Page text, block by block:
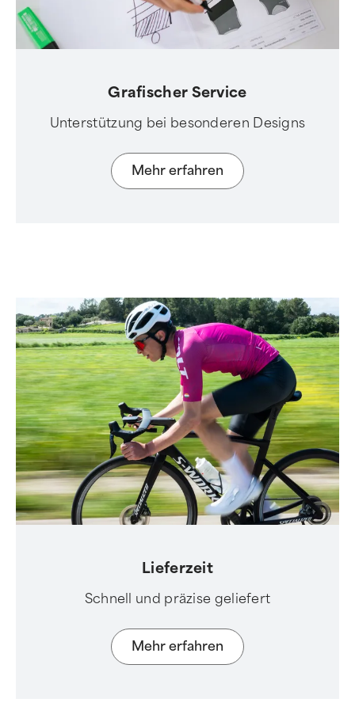
Grafischer Service
Unterstützung bei besonderen Designs
Mehr erfahren
Lieferzeit
Schnell und präzise geliefert
Mehr erfahren